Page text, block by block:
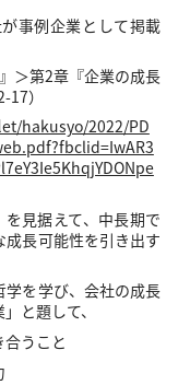
事例企業として掲載
＞第2章『企業の成長
）
hakusyo/2022/PD
見据えて、中長期で
長可能性を引き出す
学を学び、会社の成長
と題して、
うこと